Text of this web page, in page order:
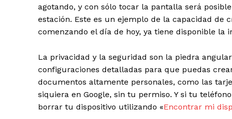
agotando, y con sólo tocar la pantalla será
estación. Este es un ejemplo de la capacidad de
comenzando el día de hoy, ya tiene disponible la
La privacidad y la seguridad son la piedra
configuraciones detalladas para que puedas
documentos altamente personales, como las
siquiera en Google, sin tu permiso. Y si tu
borrar tu dispositivo utilizando «Encontrar mi